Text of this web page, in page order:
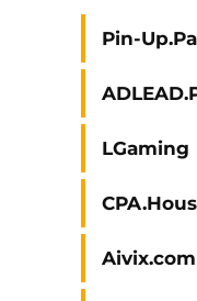
Pin-
LGaming
Aivix.com